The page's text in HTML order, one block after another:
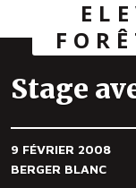
Stage
9 FÉVRIER 2008
BERGER BLANC